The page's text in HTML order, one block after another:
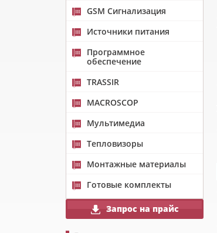
GSM Сигнализация
Источники питания
Программное
обеспечение
TRASSIR
MACROSCOP
Мультимедиа
Тепловизоры
Монтажные материалы
Готовые комплекты
Запрос на прайс